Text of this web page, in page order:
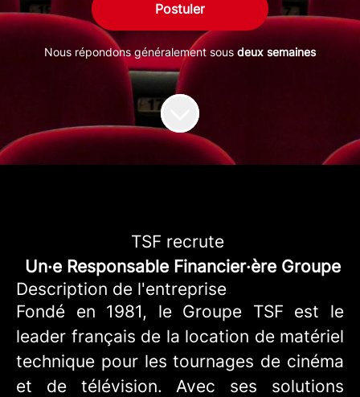
Postuler
Nous répondons généralement sous deux semaines
TSF recrute
Un·e Responsable Financier·ère Groupe
Description de l'entreprise
Fondé en 1981, le Groupe TSF est le
leader français de la location de matériel
technique pour les tournages de cinéma
et de télévision. Avec ses solutions